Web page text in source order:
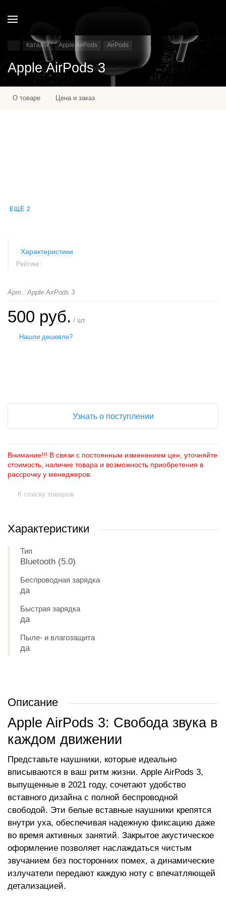
Каталог Apple AirPods AirPods
Apple AirPods 3
О товаре Цена и заказ
ЕЩЁ 2
Характеристики
Рейтинг:
Арт.: Apple AirPods 3
500 руб. / шт
Нашли дешевле?
Узнать о поступлении
Внимание!!! В связи с постоянным изменением цен, уточняйте
стоимость, наличие товара и возможность приобретения в
рассрочку у менеджеров.
К списку товаров
Характеристики
Тип
Bluetooth (5.0)
Беспроводная зарядка
да
Быстрая зарядка
да
Пыле- и влагозащита
да
Описание
Apple AirPods 3: Свобода звука в
каждом движении
Представьте наушники, которые идеально
вписываются в ваш ритм жизни. Apple AirPods 3,
выпущенные в 2021 году, сочетают удобство
вставного дизайна с полной беспроводной
свободой. Эти белые вставные наушники крепятся
внутри уха, обеспечивая надежную фиксацию даже
во время активных занятий. Закрытое акустическое
оформление позволяет наслаждаться чистым
звучанием без посторонних помех, а динамические
излучатели передают каждую ноту с впечатляющей
детализацией.